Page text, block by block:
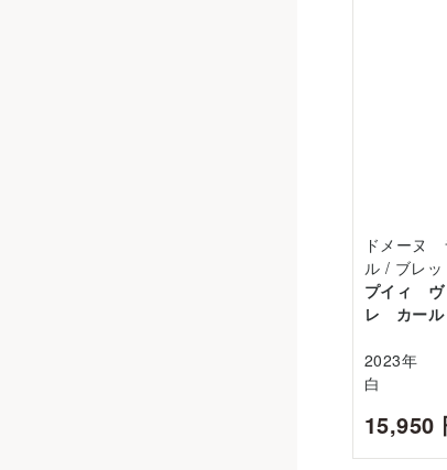
ドメーヌ
ル / ブレ
プイィ
レ カー
2023年
白
15,950